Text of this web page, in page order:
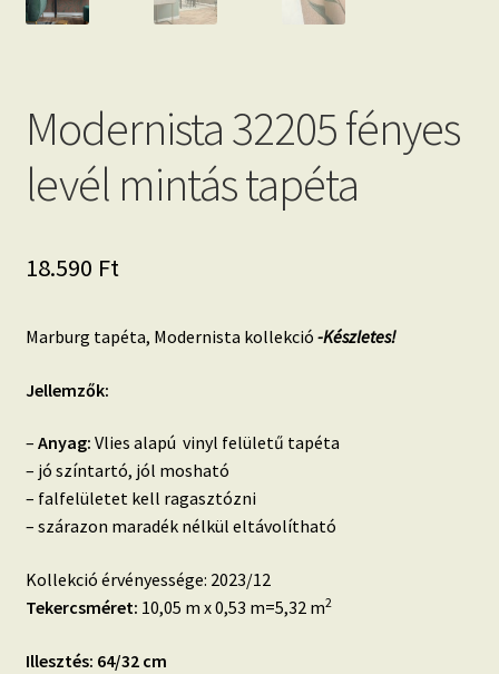
Modernista 32205 fényes
levél mintás tapéta
18.590 Ft
Marburg tapéta, Modernista kollekció -Készletes!
Jellemzők:
– Anyag: Vlies alapú vinyl felületű tapéta
– jó színtartó, jól mosható
– falfelületet kell ragasztózni
– szárazon maradék nélkül eltávolítható
Kollekció érvényessége: 2023/12
Tekercsméret: 10,05 m x 0,53 m=5,32 m2
Illesztés: 64/32 cm